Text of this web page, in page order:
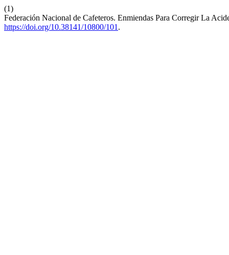
(1)
Federación Nacional de Cafeteros. Enmiendas Para Corregir La
https://doi.org/10.38141/10800/101 .